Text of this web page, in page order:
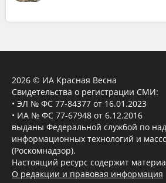
2026 © ИА Красная Весна
Свидетельства о регистрации СМИ:
• ЭЛ № ФС 77-84377 от 16.01.2023
• ИА № ФС 77-67948 от 6.12.2016
выданы Федеральной службой по
информационных технологий и
(Роскомнадзор).
Настоящий ресурс содержит
О редакции и правовая информация